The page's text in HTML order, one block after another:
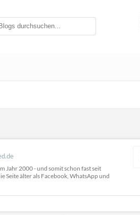
Jahr 2000 - und somit schon fast seit
Seite älter als Facebook, WhatsApp und